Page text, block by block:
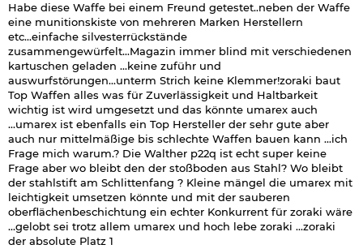
Habe diese Waffe bei einem Freund getestet..neben der Waffe
eine munitionskiste von mehreren Marken Herstellern
etc...einfache silvesterrückstände
zusammengewürfelt...Magazin immer blind mit verschiedenen
kartuschen geladen ...keine zuführ und
auswurfstörungen...unterm Strich keine Klemmer!zoraki baut
Top Waffen alles was für Zuverlässigkeit und Haltbarkeit
wichtig ist wird umgesetzt und das könnte umarex auch
...umarex ist ebenfalls ein Top Hersteller der sehr gute aber
auch nur mittelmäßige bis schlechte Waffen bauen kann ...ich
Frage mich warum.? Die Walther p22q ist echt super keine
Frage aber wo bleibt den der stoßboden aus Stahl? Wo bleibt
der stahlstift am Schlittenfang ? Kleine mängel die umarex mit
leichtigkeit umsetzen könnte und mit der sauberen
oberflächenbeschichtung ein echter Konkurrent für zoraki wäre
...gelobt sei trotz allem umarex und hoch lebe zoraki ...zoraki
der absolute Platz 1